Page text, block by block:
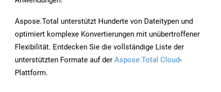
Aspose.Total unterstützt Hunderte von Dateitypen und
optimiert komplexe Konvertierungen mit unübertroffener
Flexibilität. Entdecken Sie die vollständige Liste der
unterstützten Formate auf der Aspose.Total Cloud-
Plattform.